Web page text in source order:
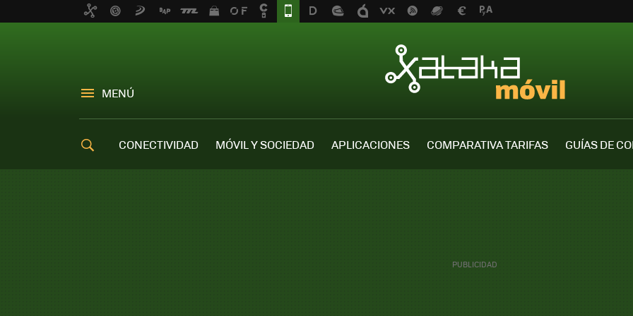
MENÚ
CONECTIVIDAD MÓVIL Y SOCIEDAD APLICACIONES COMPARATIVA TARIFAS
GUÍAS DE